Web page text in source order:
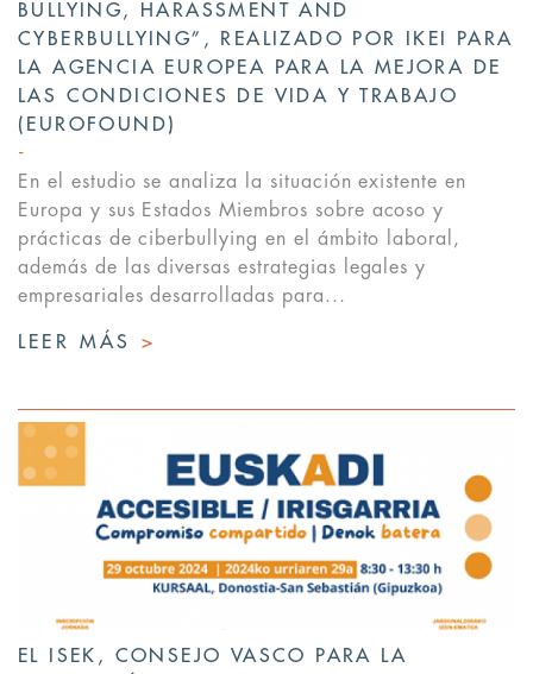
BULLYING, HARASSMENT AND
CYBERBULLYING”, REALIZADO POR IKEI PARA
LA AGENCIA EUROPEA PARA LA MEJORA DE
LAS CONDICIONES DE VIDA Y TRABAJO
(EUROFOUND)
En el estudio se analiza la situación existente en
Europa y sus Estados Miembros sobre acoso y
prácticas de ciberbullying en el ámbito laboral,
además de las diversas estrategias legales y
empresariales desarrolladas para...
LEER MÁS >
EL ISEK, CONSEJO VASCO PARA LA